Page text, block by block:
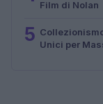
Film di Nolan
5 Unici per